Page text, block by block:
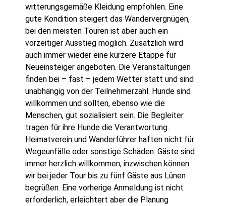
witterungsgemäße Kleidung empfohlen. Eine
gute Kondition steigert das Wandervergnügen,
bei den meisten Touren ist aber auch ein
vorzeitiger Ausstieg möglich. Zusätzlich wird
auch immer wieder eine kürzere Etappe für
Neueinsteiger angeboten. Die Veranstaltungen
finden bei – fast – jedem Wetter statt und sind
unabhängig von der Teilnehmerzahl. Hunde sind
willkommen und sollten, ebenso wie die
Menschen, gut sozialisiert sein. Die Begleiter
tragen für ihre Hunde die Verantwortung.
Heimatverein und Wanderführer haften nicht für
Wegeunfälle oder sonstige Schäden. Gäste sind
immer herzlich willkommen, inzwischen können
wir bei jeder Tour bis zu fünf Gäste aus Lünen
begrüßen. Eine vorherige Anmeldung ist nicht
erforderlich, erleichtert aber die Planung